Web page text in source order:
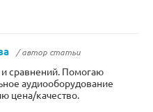
/ автор статьи
сравнений. Помогаю
аудиооборудование
цена/качество.